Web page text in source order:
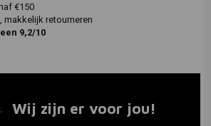
€150
retourneren
9,2/10
Wij zijn er voor jou!